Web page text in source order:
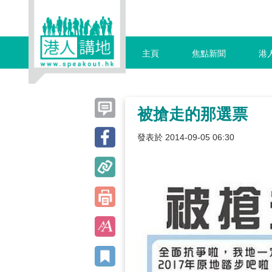
主頁 焦點新聞 港
被搶走的那選票
發表於 2014-09-05 06:30